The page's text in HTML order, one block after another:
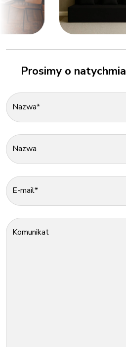
Prosimy o
Nazwa*
Nazwa
E-mail*
Komunikat